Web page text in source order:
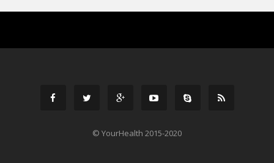
© YourHealth 2015-2020